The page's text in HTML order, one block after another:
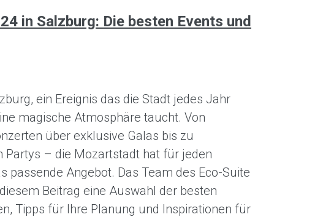
in Salzburg: Die besten Events und
ein Ereignis das die Stadt jedes Jahr
magische Atmosphäre taucht. Von
über exklusive Galas bis zu
Partys – die Mozartstadt hat für jeden
passende Angebot. Das Team des Eco-Suite
Beitrag eine Auswahl der besten
Tipps für Ihre Planung und Inspirationen für